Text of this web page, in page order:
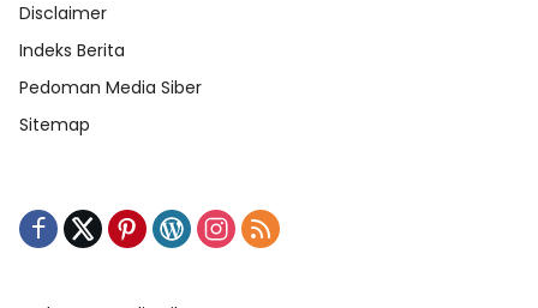
Disclaimer
Indeks Berita
Pedoman Media Siber
Sitemap